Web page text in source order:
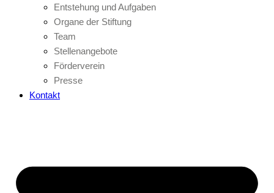
Entstehung und Aufgaben
Organe der Stiftung
Team
Stellenangebote
Förderverein
Presse
Kontakt